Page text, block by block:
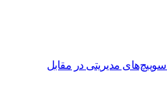
مدیریتی در مقابل